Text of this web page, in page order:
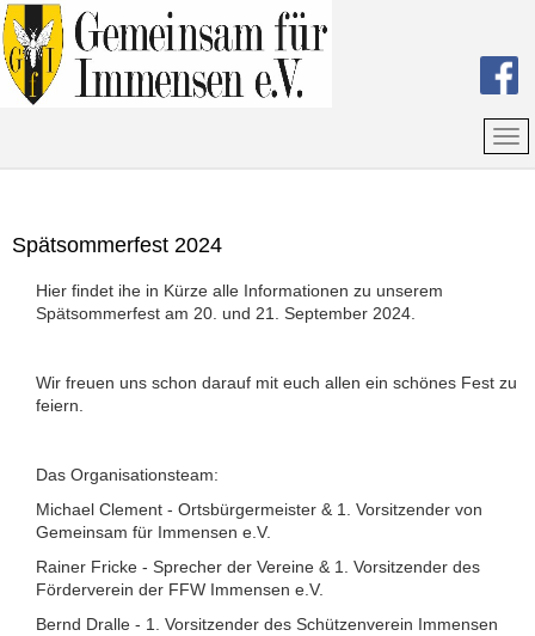
Spätsommerfest 2024
Hier findet ihe in Kürze alle Informationen zu unserem
Spätsommerfest am 20. und 21. September 2024.
Wir freuen uns schon darauf mit euch allen ein schönes Fest zu
feiern.
Das Organisationsteam:
Michael Clement - Ortsbürgermeister & 1. Vorsitzender von
Gemeinsam für Immensen e.V.
Rainer Fricke - Sprecher der Vereine & 1. Vorsitzender des
Förderverein der FFW Immensen e.V.
Bernd Dralle - 1. Vorsitzender des Schützenverein Immensen